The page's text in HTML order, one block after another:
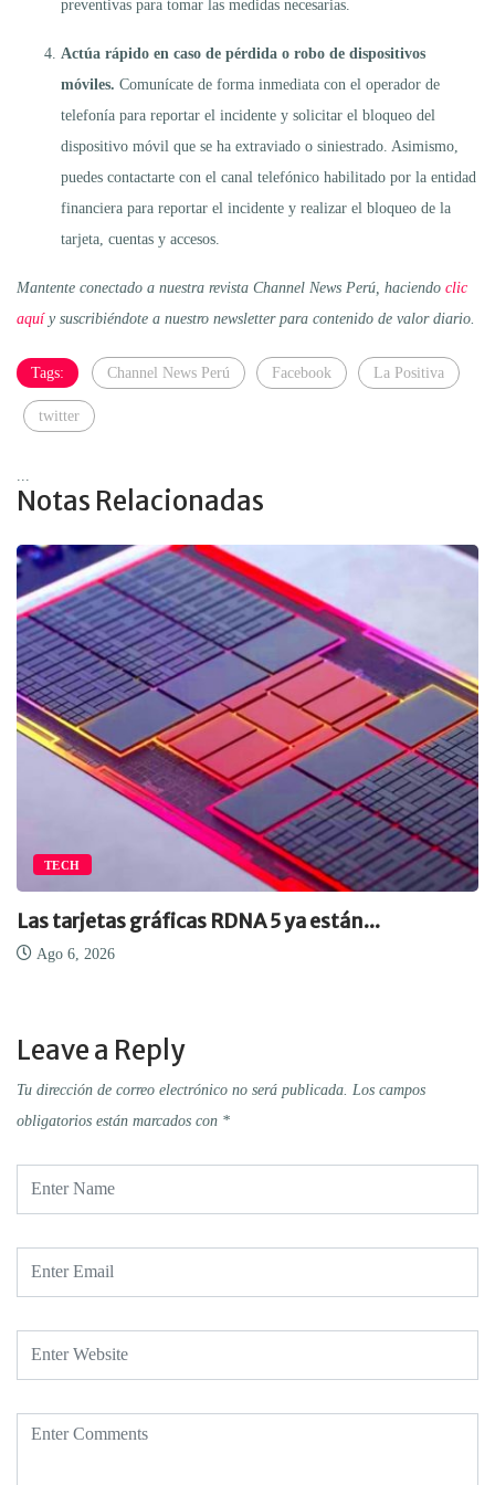
preventivas para tomar las medidas necesarias.
Actúa rápido en caso de pérdida o robo de dispositivos
móviles. Comunícate de forma inmediata con el operador de
telefonía para reportar el incidente y solicitar el bloqueo del
dispositivo móvil que se ha extraviado o siniestrado. Asimismo,
puedes contactarte con el canal telefónico habilitado por la entidad
financiera para reportar el incidente y realizar el bloqueo de la
tarjeta, cuentas y accesos.
Mantente conectado a nuestra revista Channel News Perú, haciendo clic
aquíy suscribiéndote a nuestro newsletter para contenido de valor diario.
Tags: Channel News Perú Facebook La Positiva
twitter
Notas Relacionadas
TECH
Las tarjetas gráficas RDNA 5 ya están...
Ago 6, 2026
Leave a Reply
Tu dirección de correo electrónico no será publicada. Los campos
obligatorios están marcados con *